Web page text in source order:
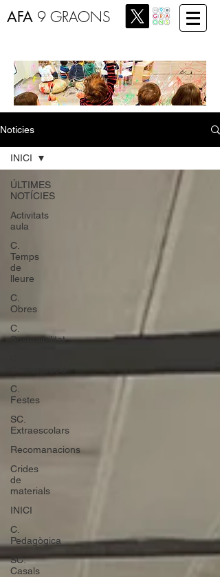
AFA 9 GRAONS
Noticies
ÚLTIMES
NOTÍCIES
Activitats
aula
C.
Temps
de
lleure
C.
Obres
C.
Sostenibilitat
C.
Festes
SC.
Extraescolars
Recomanacions
Crides
de
materials
INICI
C.
Pedagògica
SC.
Casals
INICI